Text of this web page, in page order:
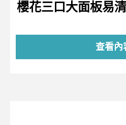
櫻花三口大面板易
查看內